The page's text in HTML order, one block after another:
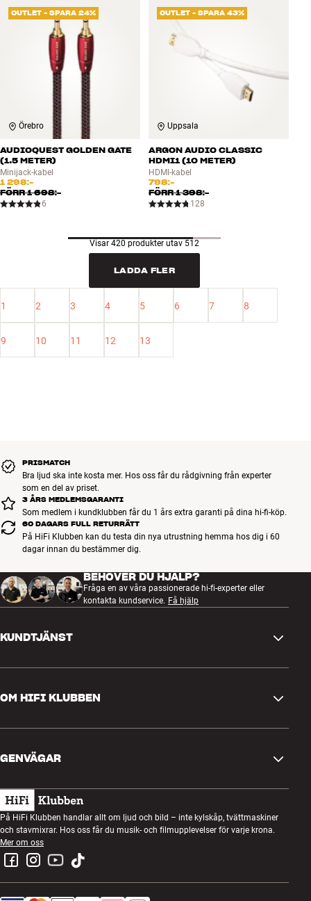
OUTLET - SPARA 24%
Örebro
AUDIOQUEST GOLDEN GATE
(1.5 METER)
Minijack-kabel
1 298:-
FÖRR1 698:-
6
OUTLET - SPARA 43%
Uppsala
ARGON AUDIO CLASSIC
HDMI1 (10 METER)
HDMI-kabel
798:-
FÖRR1 398:-
128
Visar 420 produkter utav 512
LADDA FLER
1 2 3 4 5 6 7 8
9 10 11 12 13
PRISMATCH
Bra ljud ska inte kosta mer. Hos oss får du rådgivning från experter
som en del av priset.
3 ÅRS MEDLEMSGARANTI
Som medlem i kundklubben får du 1 års extra garanti på dina hi-fi-köp.
60 DAGARS FULL RETURRÄTT
På HiFi Klubben kan du testa din nya utrustning hemma hos dig i 60
dagar innan du bestämmer dig.
BEHÖVER DU HJÄLP?
Fråga en av våra passionerade hi-fi-experter eller
kontakta kundservice. Få hjälp
KUNDTJÄNST
Frågor och svar
Retur och reklamation
Ångra beställning
Köpvillkor
Integritetspolicy
OM HIFI KLUBBEN
Om oss
Kundklubb
Lyssnarkväll
Tävlingar
Jobb i HiFi Klubben
GENVÄGAR
Presentkort
Bygg med ljud
Montering och installation
På HiFi Klubben handlar allt om ljud och bild – inte kylskåp, tvättmaskiner
och stavmixrar. Hos oss får du musik- och filmupplevelser för varje krona.
Mer om oss